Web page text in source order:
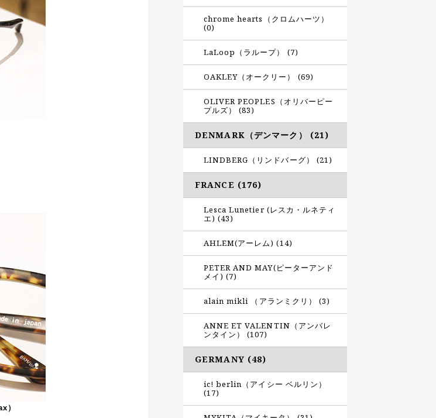
）
chrome hearts（クロムハーツ）
(0)
LaLoop（ラループ） (7)
OAKLEY（オークリー） (69)
OLIVER PEOPLES（オリバーピー
プルズ） (83)
DENMARK（デンマーク） (21)
LINDBERG（リンドバーグ） (21)
FRANCE (176)
Lesca Lunetier (レスカ・ルネティ
エ) (43)
AHLEM(アーレム) (14)
PETER AND MAY(ピーターアンド
メイ) (7)
alain mikli （アランミクリ） (3)
ANNE ET VALENTIN（アンバレ
ンタイン） (107)
GERMANY (48)
ic! berlin（アイシー ベルリン）
(17)